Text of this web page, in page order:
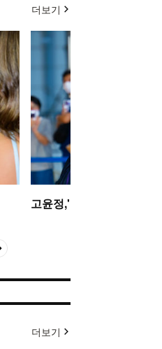
더보기
고윤정,'탄성을 자아내는
더보기